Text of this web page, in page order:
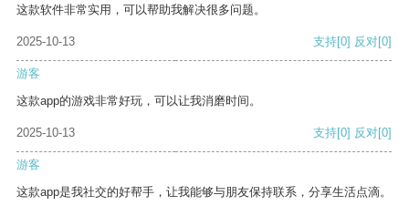
这款软件非常实用，可以帮助我解决很多问题。
2025-10-13 支持[0] 反对[0]
游客
这款app的游戏非常好玩，可以让我消磨时间。
2025-10-13 支持[0] 反对[0]
游客
这款app是我社交的好帮手，让我能够与朋友保持联系，分享生活点滴。